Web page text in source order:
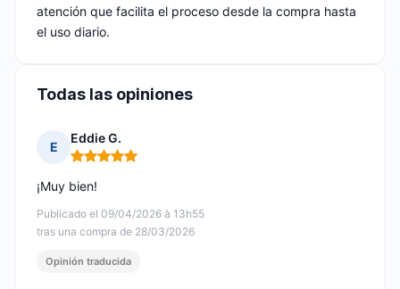
atención que facilita el proceso desde la compra hasta
el uso diario.
Todas las opiniones
E
Eddie G.
Nota: 5 de 5
Publicado el 09/04/2026 à 13h55
tras una compra de 28/03/2026
¡Muy bien!
Opinión traducida